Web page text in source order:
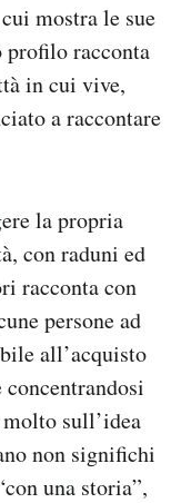
mostra le sue
profilo racconta
in cui vive,
a raccontare
la propria
con raduni ed
racconta con
persone ad
all’acquisto
sull’idea
non significhi
una storia”,